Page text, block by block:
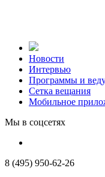
Новости
Интервью
Программы и
Сетка вещания
Мобильное
Мы в соцсетях
8 (495) 950-62-26